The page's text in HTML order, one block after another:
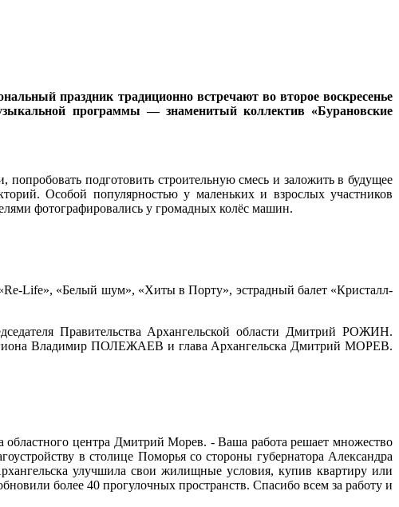
праздник традиционно встречают во второе воскресенье
программы — знаменитый коллектив «Бурановские
подготовить строительную смесь и заложить в будущее
Особой популярностью у маленьких и взрослых участников
фотографировались у громадных колёс машин.
Life», «Белый шум», «Хиты в Порту», эстрадный балет «Кристалл-
Правительства Архангельской области Дмитрий РОЖИН.
Владимир ПОЛЕЖАЕВ и глава Архангельска Дмитрий МОРЕВ.
центра Дмитрий Морев. - Ваша работа решает множество
в столице Поморья со стороны губернатора Александра
улучшила свои жилищные условия, купив квартиру или
более 40 прогулочных пространств. Спасибо всем за работу и